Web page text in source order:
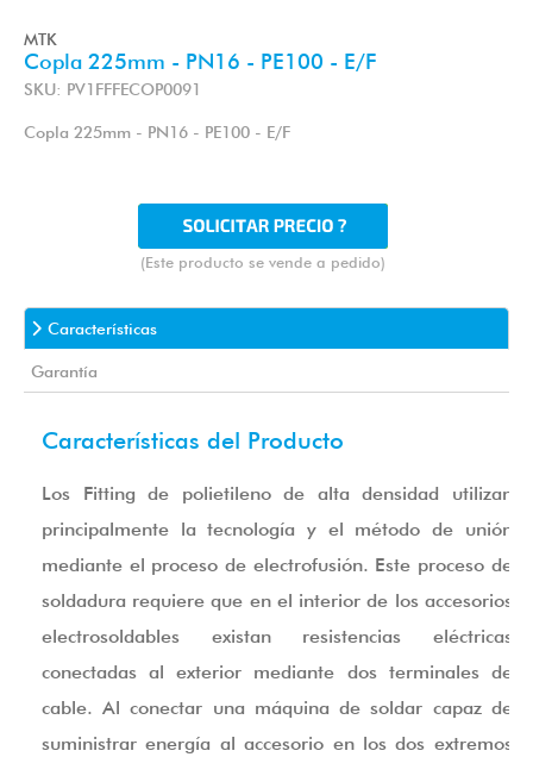
MTK
Copla 225mm - PN16 - PE100 - E/F
SKU: PV1FFFECOP0091
Copla 225mm - PN16 - PE100 - E/F
(Este producto se vende a pedido)
Características
Garantía
Características del Producto
Los Fitting de polietileno de alta densidad utilizan
principalmente la tecnología y el método de unión
mediante el proceso de electrofusión. Este proceso de
soldadura requiere que en el interior de los accesorios
electrosoldables existan resistencias eléctricas
conectadas al exterior mediante dos terminales de
cable. Al conectar una máquina de soldar capaz de
suministrar energía al accesorio en los dos extremos